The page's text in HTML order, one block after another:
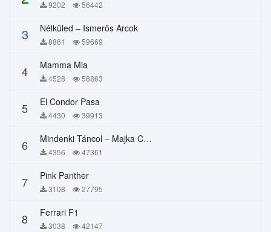
9202 56442
3 Nélküled – Ismerős Arcok
8861 59669
4 Mamma Mia
4528 58863
5 El Condor Pasa
4430 39913
6 Mindenki Táncol – Majka Curtis, Péter Majoros
4356 47361
7 Pink Panther
3108 27795
8 Ferrari F1
3038 42147